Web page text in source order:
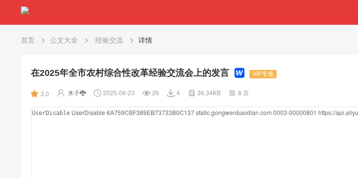
首页 公文大全 经验交流 详情
在2025年全市农村综合性改革经验交流会上的发言 VIP专免
3.0 木子🐉 2025-06-23 26 4 36.34KB 8 页
UserDisable UserDisable 6A759CBF389EB73733B0C137static.gongwenbaodian.com 0003-00000801 https://